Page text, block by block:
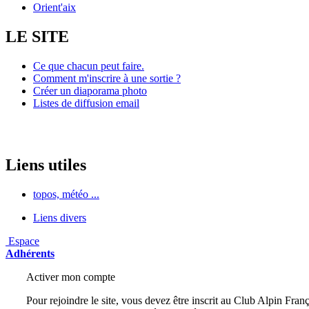
Orient'aix
LE SITE
Ce que chacun peut faire.
Comment m'inscrire à une sortie ?
Créer un diaporama photo
Listes de diffusion email
Liens utiles
topos, météo ...
Liens divers
Espace
Adhérents
Activer mon compte
Pour rejoindre le site, vous devez être inscrit au Club Alpin